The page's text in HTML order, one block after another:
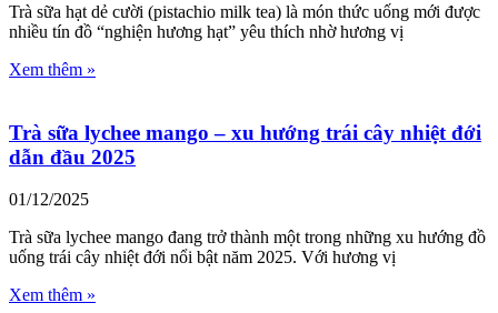
Trà sữa hạt dẻ cười (pistachio milk tea) là món thức uống mới được
nhiều tín đồ “nghiện hương hạt” yêu thích nhờ hương vị
Xem thêm »
Trà sữa lychee mango – xu hướng trái cây nhiệt đới
dẫn đầu 2025
01/12/2025
Trà sữa lychee mango đang trở thành một trong những xu hướng đồ
uống trái cây nhiệt đới nổi bật năm 2025. Với hương vị
Xem thêm »